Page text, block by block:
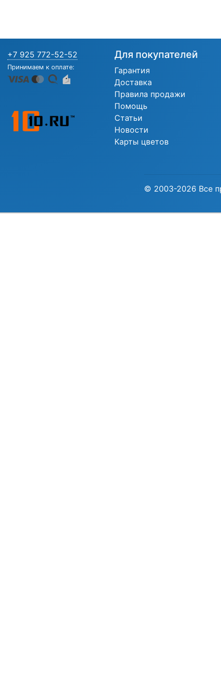
+7 925 772-52-52
Принимаем к оплате:
Для покупателей
Гарантия
Доставка
Правила продажи
Помощь
Статьи
Новости
Карты цветов
© 2003-2026 Все